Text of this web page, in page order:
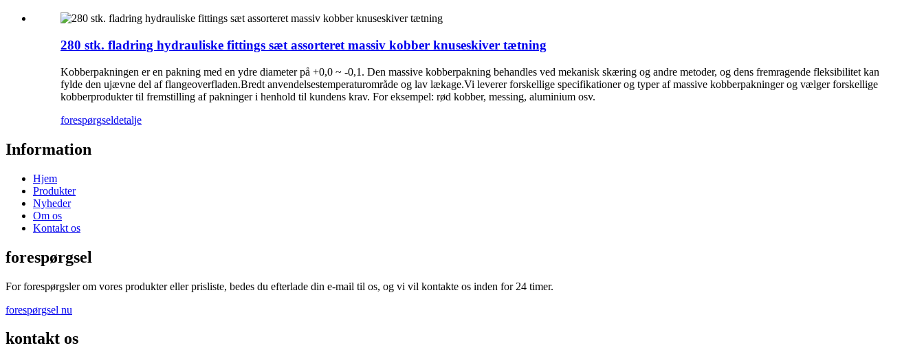
280 stk. fladring hydrauliske fittings sæt assorteret massiv kobber knuseskiver tætning
Kobberpakningen er en pakning med en ydre diameter på +0,0 ~ -0,1. Den massive kobberpakning behandles ved mekanisk skæring og andre metoder, og dens fremragende fleksibilitet kan
fylde den ujævne del af flangeoverfladen.Bredt anvendelsestemperaturområde og lav lækage.Vi leverer forskellige specifikationer og typer af massive kobberpakninger og vælger forskellige
kobberprodukter til fremstilling af pakninger i henhold til kundens krav. For eksempel: rød kobber, messing, aluminium osv.
forespørgseldetalje
Information
Hjem
Produkter
Nyheder
Om os
Kontakt os
forespørgsel
For forespørgsler om vores produkter eller prisliste, bedes du efterlade din e-mail til os, og vi vil kontakte os inden for 24 timer.
forespørgsel nu
kontakt os